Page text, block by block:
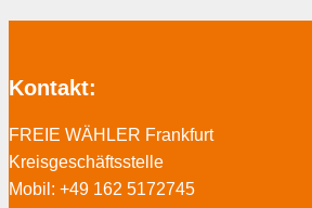
Kontakt:
FREIE WÄHLER Frankfurt
Kreisgeschäftsstelle
Mobil: +49 162 5172745